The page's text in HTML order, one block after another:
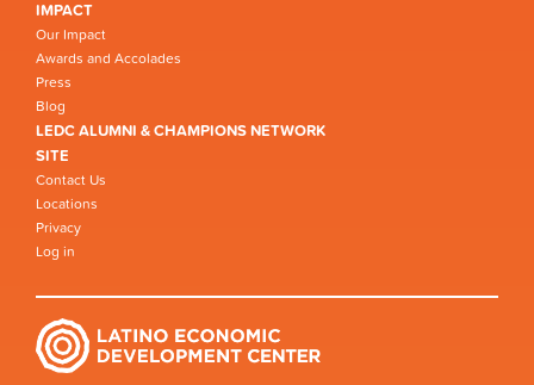
IMPACT
Our Impact
Awards and Accolades
Press
Blog
LEDC ALUMNI & CHAMPIONS NETWORK
SITE
Contact Us
Locations
Privacy
Log in